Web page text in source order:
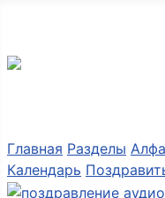
Главная Разделы
Календарь